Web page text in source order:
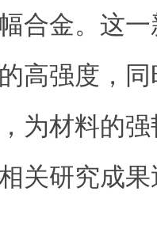
合金。这
高强度，
为材料的
关研究成